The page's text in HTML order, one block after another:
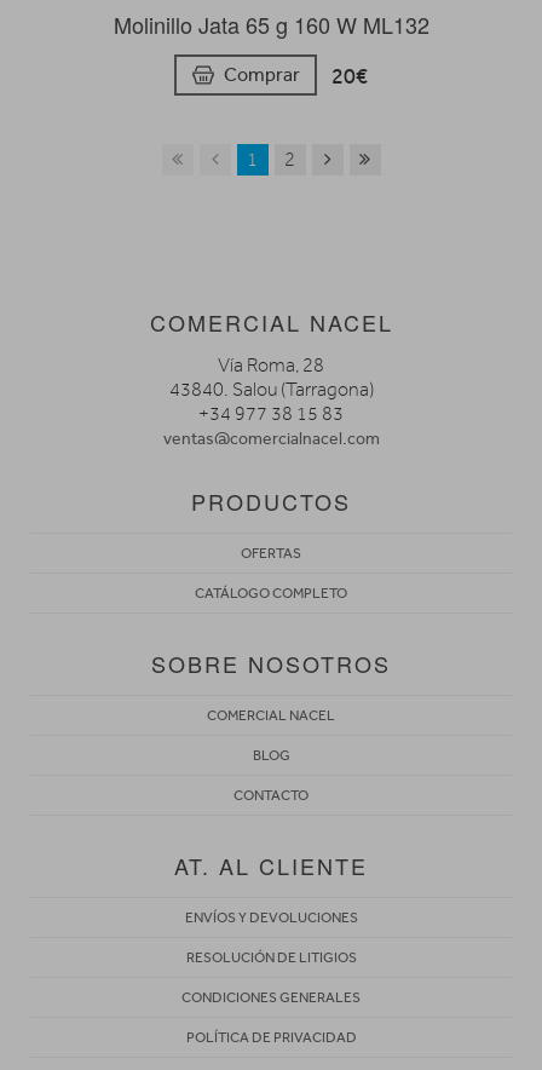
Molinillo Jata 65 g 160 W ML132
Comprar 20€
1 2
COMERCIAL NACEL
Vía Roma, 28
43840. Salou (Tarragona)
+34 977 38 15 83
ventas@comercialnacel.com
PRODUCTOS
OFERTAS
CATÁLOGO COMPLETO
SOBRE NOSOTROS
COMERCIAL NACEL
BLOG
CONTACTO
AT. AL CLIENTE
ENVÍOS Y DEVOLUCIONES
RESOLUCIÓN DE LITIGIOS
CONDICIONES GENERALES
POLÍTICA DE PRIVACIDAD